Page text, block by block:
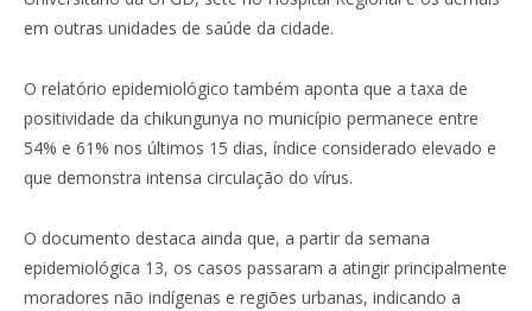
em outras unidades de saúde da cidade.
O relatório epidemiológico também aponta que a taxa de
positividade da chikungunya no município permanece entre
54% e 61% nos últimos 15 dias, índice considerado elevado e
que demonstra intensa circulação do vírus.
O documento destaca ainda que, a partir da semana
epidemiológica 13, os casos passaram a atingir principalmente
moradores não indígenas e regiões urbanas, indicando a